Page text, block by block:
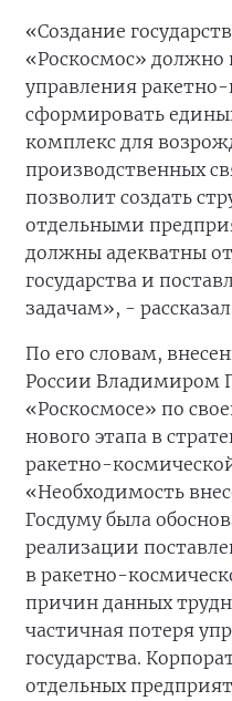
«Создание
«Роскосмос» должно
управления
сформировать
комплекс для
производственных
позволит создать
отдельными
должны адекватны
государства и
задачам», -
По его словам,
России Владимиром
«Роскосмосе» по
нового этапа в
ракетно-
«Необходимость
Госдуму была
реализации
в ракетно-
причин данных
частичная потеря
государства.
отдельных